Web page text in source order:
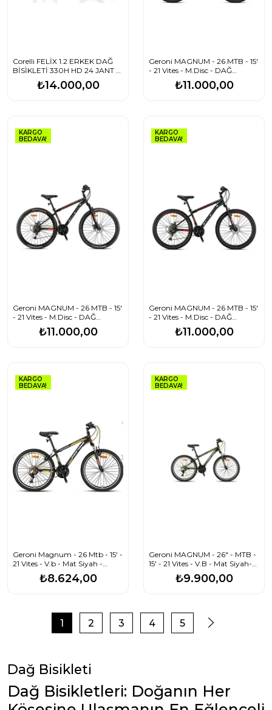
Corelli FELİX 1.2 ERKEK DAĞ
BİSİKLETİ 330H HD 24 JANT 21
VİTES SİYAH SARI GRİ
₺14.000,00
Geroni MAGNUM - 26 MTB - 15'
- 21 Vites - M.Disc - DAĞ
BİSİKLETİ₺11.000,00
KARGO
BEDAVA!
Geroni MAGNUM - 26 MTB - 15'
- 21 Vites - M.Disc - DAĞ
BİSİKLETİ₺11.000,00
KARGO
BEDAVA!
Geroni MAGNUM - 26 MTB - 15'
- 21 Vites - M.Disc - DAĞ
BİSİKLETİ₺11.000,00
KARGO
BEDAVA!
Geroni Magnum - 26 Mtb - 15' -
21 Vites - V.b - Mat Siyah -
Gri/neon Turuncu
₺8.624,00
KARGO
BEDAVA!
Geroni MAGNUM - 26" - MTB -
15' - 21 Vites - V.B - Mat Siyah-
₺9.900,00
1 2 3 4 5
Dağ Bisikleti
Dağ Bisikletleri: Doğanın Her